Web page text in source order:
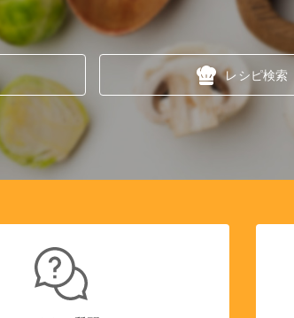
レシピ検索